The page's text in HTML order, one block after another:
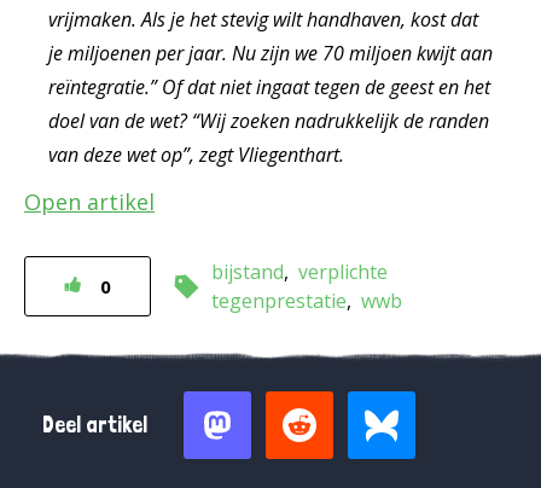
vrijmaken. Als je het stevig wilt handhaven, kost dat
je miljoenen per jaar. Nu zijn we 70 miljoen kwijt aan
reïntegratie.” Of dat niet ingaat tegen de geest en het
doel van de wet? “Wij zoeken nadrukkelijk de randen
van deze wet op”, zegt Vliegenthart.
Open artikel
0
bijstand verplichte
tegenprestatie wwb
Deel artikel